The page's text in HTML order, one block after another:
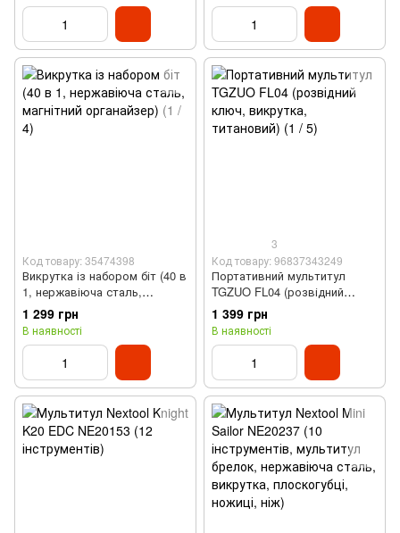
Код товару: 35474398
Викрутка із набором біт (40 в
1, нержавіюча сталь,
магнітний органайзер)
1 299 грн
В наявності
3
Код товару: 96837343249
Портативний мультитул
TGZUO FL04 (розвідний
ключ, викрутка, титановий)
1 399 грн
В наявності